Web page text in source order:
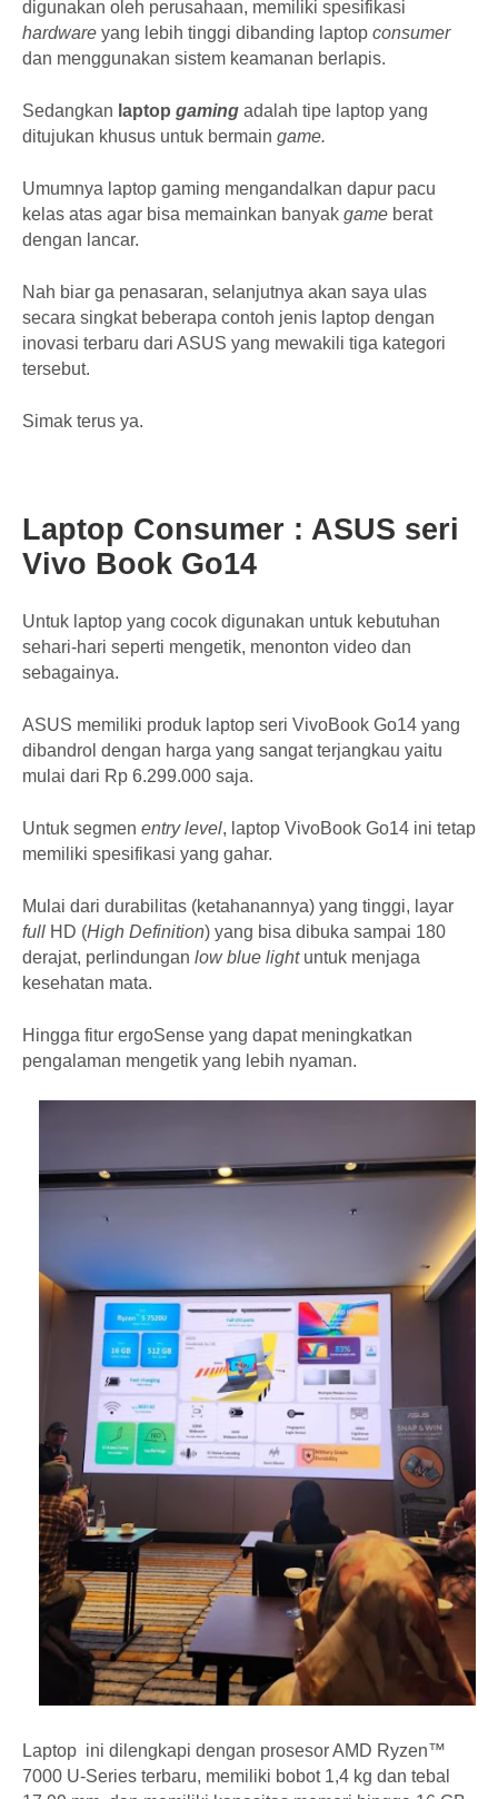
digunakan oleh perusahaan, memiliki spesifikasi
hardware yang lebih tinggi dibanding laptop consumer
dan menggunakan sistem keamanan berlapis.
Sedangkan laptop gaming adalah tipe laptop yang
ditujukan khusus untuk bermain game.
Umumnya laptop gaming mengandalkan dapur pacu
kelas atas agar bisa memainkan banyak game berat
dengan lancar.
Nah biar ga penasaran, selanjutnya akan saya ulas
secara singkat beberapa contoh jenis laptop dengan
inovasi terbaru dari ASUS yang mewakili tiga kategori
tersebut.
Simak terus ya.
Laptop Consumer : ASUS seri
Vivo Book Go14
Untuk laptop yang cocok digunakan untuk kebutuhan
sehari-hari seperti mengetik, menonton video dan
sebagainya.
ASUS memiliki produk laptop seri VivoBook Go14 yang
dibandrol dengan harga yang sangat terjangkau yaitu
mulai dari Rp 6.299.000 saja.
Untuk segmen entry level, laptop VivoBook Go14 ini tetap
memiliki spesifikasi yang gahar.
Mulai dari durabilitas (ketahanannya) yang tinggi, layar
full HD (High Definition) yang bisa dibuka sampai 180
derajat, perlindungan low blue lightuntuk menjaga
kesehatan mata.
Hingga fitur ergoSense yang dapat meningkatkan
pengalaman mengetik yang lebih nyaman.
Laptop ini dilengkapi dengan prosesor AMD Ryzen™
7000 U-Series terbaru, memiliki bobot 1,4 kg dan tebal